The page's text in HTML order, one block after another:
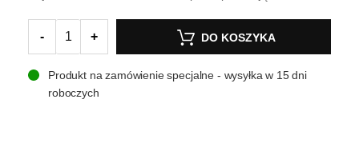
- + DO KOSZYKA
Produkt na zamówienie specjalne - wysyłka w 15 dni
roboczych